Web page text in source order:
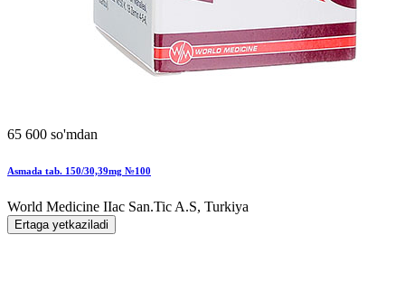
65 600 so'mdan
Asmada tab. 150/30,39mg №100
World Мedicine IIac San.Tic A.S, Turkiya
Ertaga yetkaziladi